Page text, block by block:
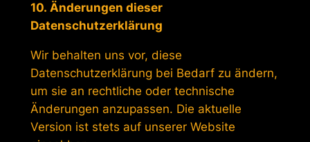
10. Änderungen dieser
Datenschutzerklärung
Wir behalten uns vor, diese
Datenschutzerklärung bei Bedarf zu ändern,
um sie an rechtliche oder technische
Änderungen anzupassen. Die aktuelle
Version ist stets auf unserer Website